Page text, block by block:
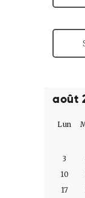
août
Lun
3
10
17